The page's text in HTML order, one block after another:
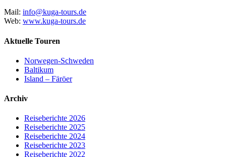
Mail: info@kuga-tours.de
Web: www.kuga-tours.de
Aktuelle Touren
Norwegen-Schweden
Baltikum
Island – Färöer
Archiv
Reiseberichte 2026
Reiseberichte 2025
Reiseberichte 2024
Reiseberichte 2023
Reiseberichte 2022